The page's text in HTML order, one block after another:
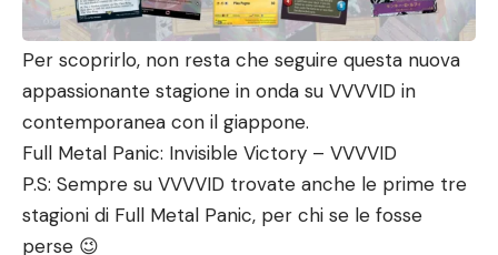
Per scoprirlo, non resta che seguire questa nuova
appassionante stagione in onda su VVVVID in
contemporanea con il giappone.
Full Metal Panic: Invisible Victory – VVVVID
P.S: Sempre su VVVVID trovate anche le prime tre
stagioni di Full Metal Panic, per chi se le fosse
perse 😉